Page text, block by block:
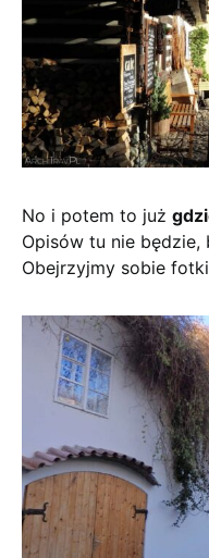
No i potem to już
Opisów tu nie będzie,
Obejrzyjmy sobie